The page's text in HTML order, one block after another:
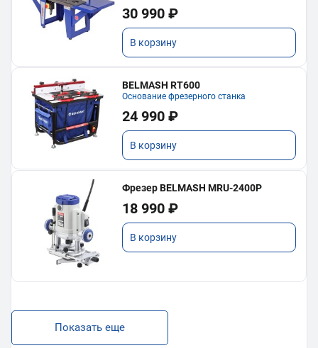
30 990 ₽
В корзину
BELMASH RT600
Основание фрезерного станка
24 990 ₽
В корзину
Фрезер BELMASH MRU-2400P
18 990 ₽
В корзину
Показать еще